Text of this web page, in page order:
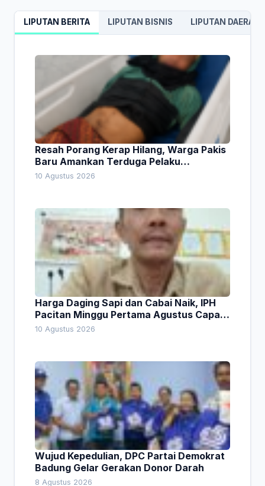
LIPUTAN BERITA LIPUTAN BISNIS LIPUTAN DAERAH
Resah Porang Kerap Hilang, Warga Pakis
Baru Amankan Terduga Pelaku
Pencurian
10 Agustus 2026
Harga Daging Sapi dan Cabai Naik, IPH
Pacitan Minggu Pertama Agustus Capai
1,66 Persen. Ini Penjelasan Kabag Ayub
10 Agustus 2026
Wujud Kepedulian, DPC Partai Demokrat
Badung Gelar Gerakan Donor Darah
8 Agustus 2026